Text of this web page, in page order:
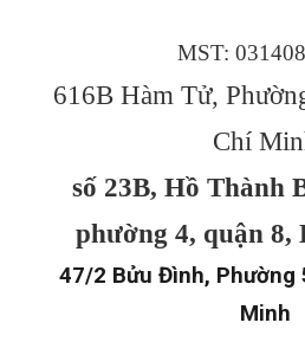
MST:
616B Hàm Tử,
Chí
số 23B, Hồ Thành
phường 4, quận
47/2 Bửu Đình, Phường
Minh